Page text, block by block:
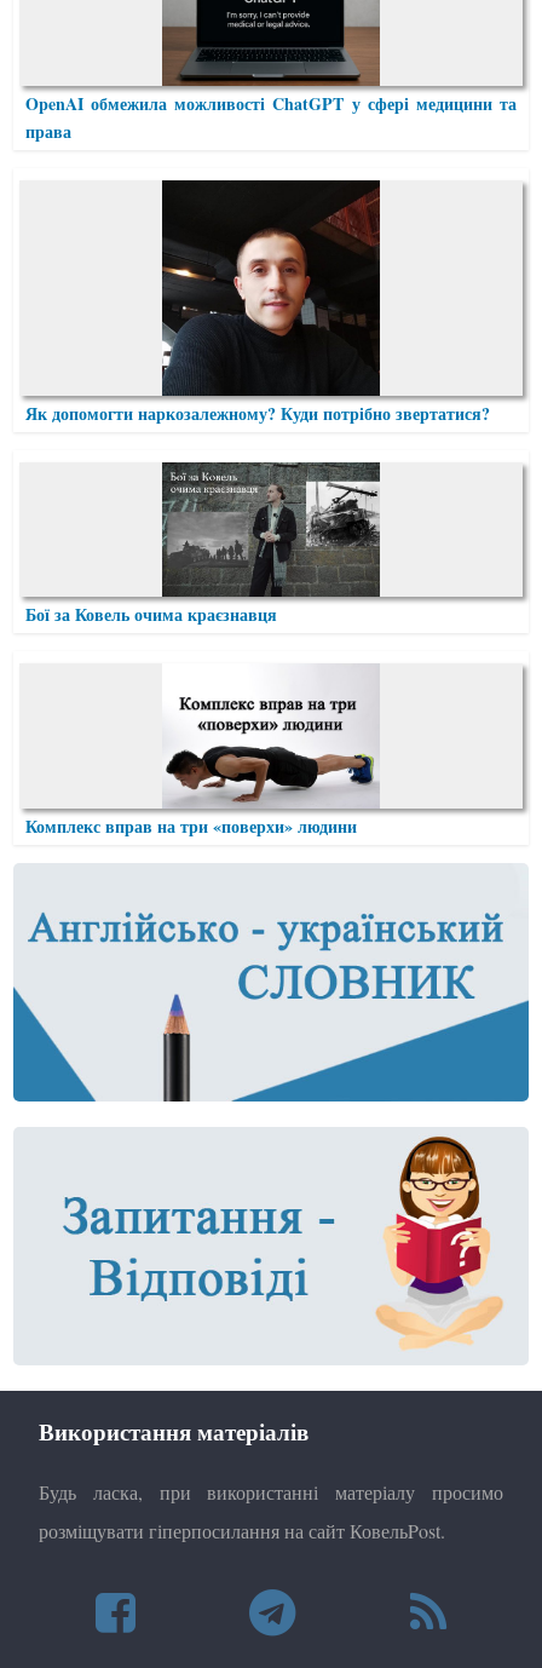
OpenAI обмежила можливості ChatGPT у сфері медицини та
права
Як допомогти наркозалежному? Куди потрібно звертатися?
Бої за Ковель очима краєзнавця
Комплекс вправ на три «поверхи» людини
Використання матеріалів
Будь ласка, при використанні матеріалу просимо
розміщувати гіперпосилання на сайт КовельPost.